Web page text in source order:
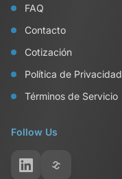
FAQ
Contacto
Cotización
Política de Privacidad
Términos de Servicio
Follow Us